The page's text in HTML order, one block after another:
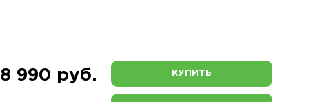
8 990 руб. КУПИТЬ